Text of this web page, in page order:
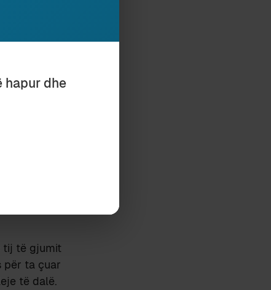
ta
në
Vashtar”.
tij të gjumit
për ta çuar
të dalë.
hapur dhe